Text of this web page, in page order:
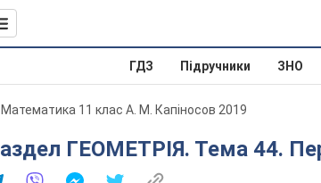
ГДЗ Підручники ЗНО
Математика 11 клас А. М. Капіносов 2019
Раздел ГЕОМЕТРІЯ. Тема 44.